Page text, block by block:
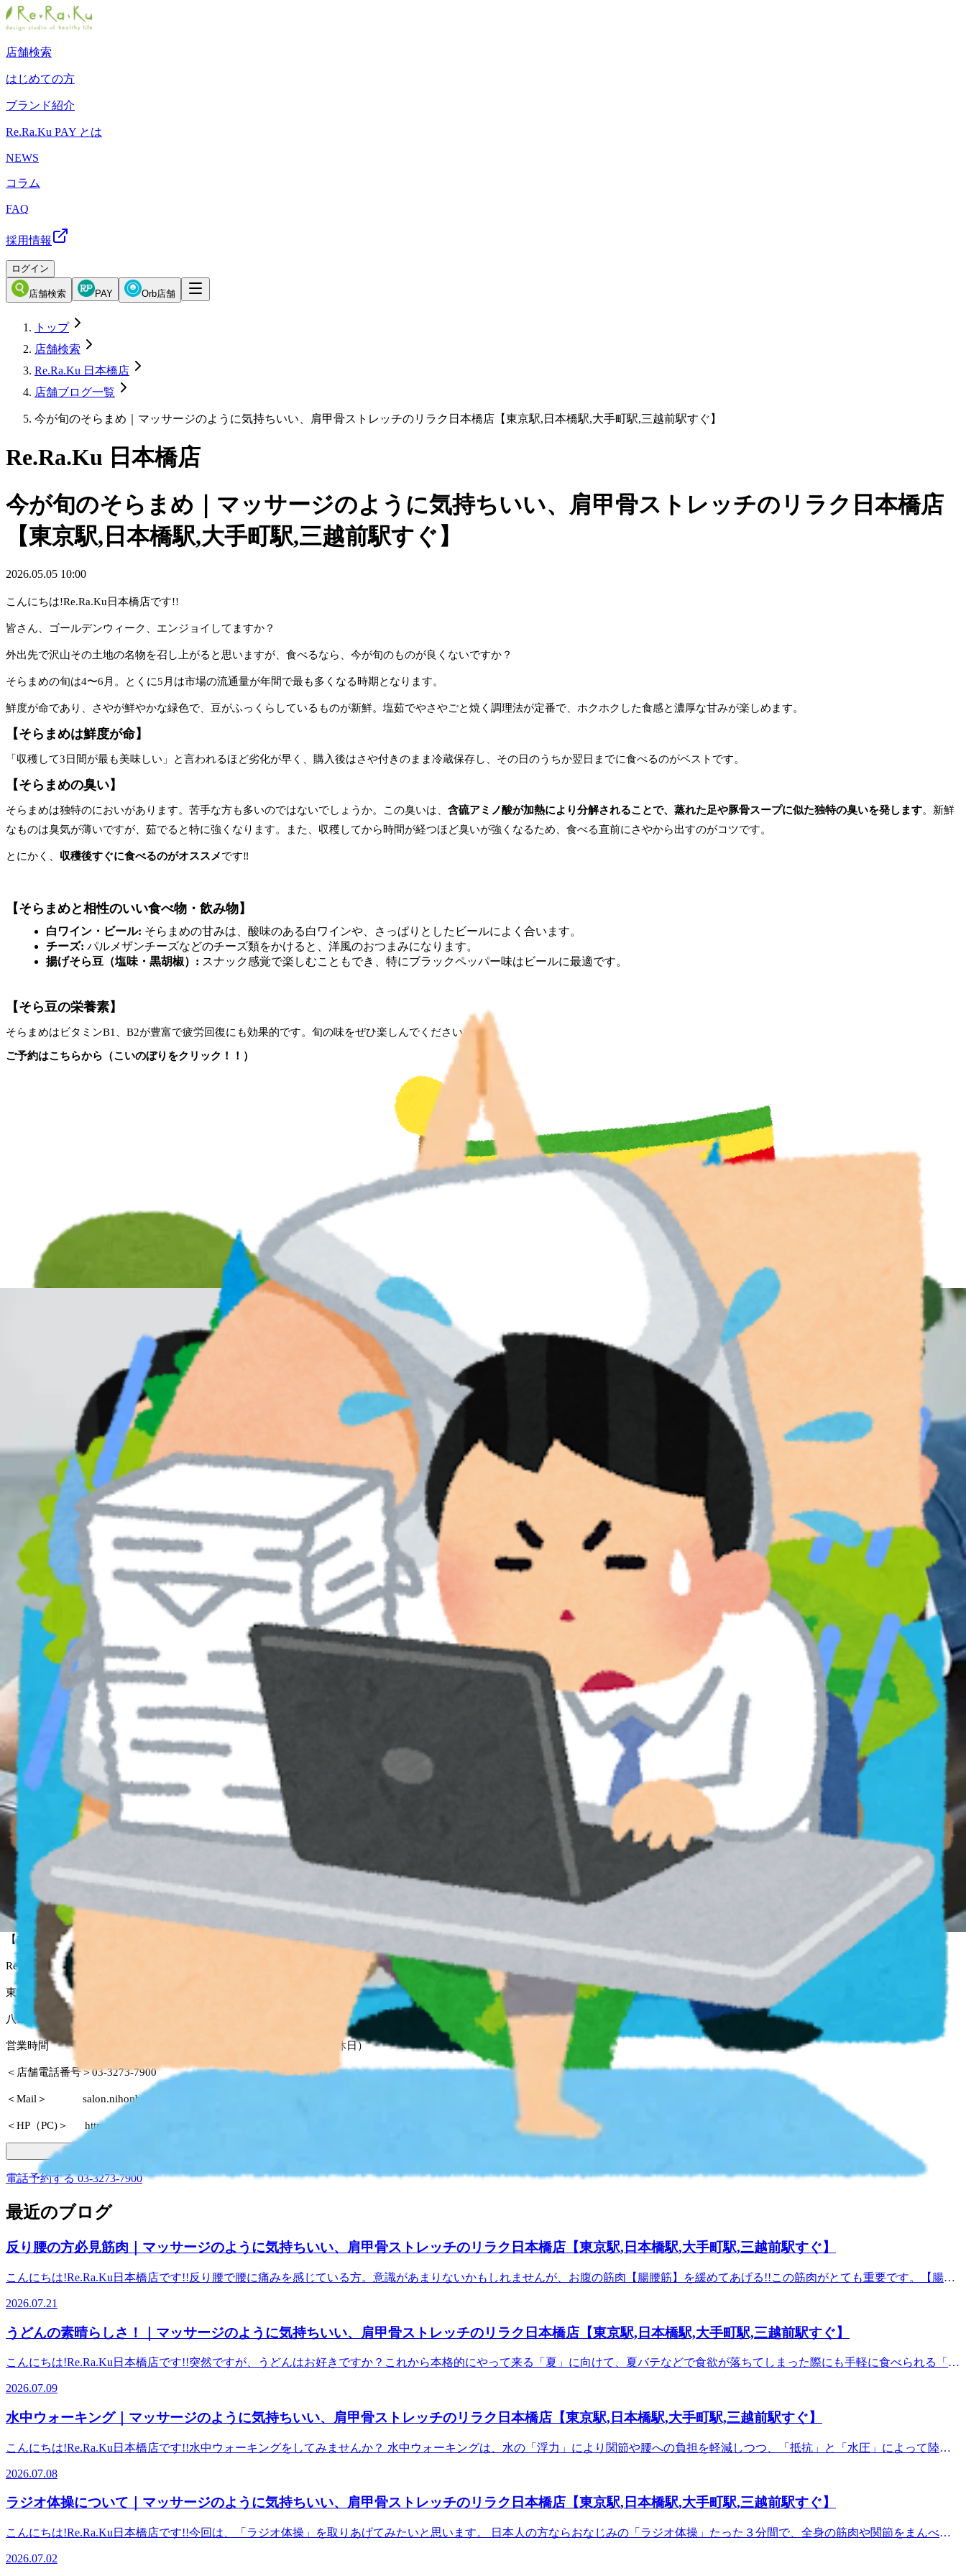
店舗検索
はじめての方
ブランド紹介
Re.Ra.Ku PAY とは
NEWS
コラム
FAQ
採用情報
ログイン
店舗検索 PAY Orb店舗
トップ
店舗検索
Re.Ra.Ku 日本橋店
店舗ブログ一覧
今が旬のそらまめ｜マッサージのように気持ちいい、肩甲骨ストレッチのリラク日本橋店【東京駅,日本橋駅,大手町駅,三越前駅すぐ】
Re.Ra.Ku 日本橋店
今が旬のそらまめ｜マッサージのように気持ちいい、肩甲骨ストレッチのリラク日本橋店
【東京駅,日本橋駅,大手町駅,三越前駅すぐ】
2026.05.05 10:00
こんにちは!Re.Ra.Ku日本橋店です!!
皆さん、ゴールデンウィーク、エンジョイしてますか？
外出先で沢山その土地の名物を召し上がると思いますが、食べるなら、今が旬のものが良くないですか？
そらまめの旬は4〜6月。とくに5月は市場の流通量が年間で最も多くなる時期となります。
鮮度が命であり、さやが鮮やかな緑色で、豆がふっくらしているものが新鮮。塩茹でやさやごと焼く調理法が定番で、ホクホクした食感と濃厚な甘みが楽しめます。
【そらまめは鮮度が命】
「収穫して3日間が最も美味しい」と言われるほど劣化が早く、購入後はさや付きのまま冷蔵保存し、その日のうちか翌日までに食べるのがベストです。
【そらまめの臭い】
そらまめは独特のにおいがあります。苦手な方も多いのではないでしょうか。この臭いは、 含硫アミノ酸が加熱により分解されることで、蒸れた足や豚骨スープに似た独特の臭いを発します。新鮮
なものは臭気が薄いですが、茹でると特に強くなります。また、収穫してから時間が経つほど臭いが強くなるため、食べる直前にさやから出すのがコツです。
とにかく、 収穫後すぐに食べるのがオススメです‼
【そらまめと相性のいい食べ物・飲み物】
白ワイン・ビール: そらまめの甘みは、酸味のある白ワインや、さっぱりとしたビールによく合います。
チーズ: パルメザンチーズなどのチーズ類をかけると、洋風のおつまみになります。
揚げそら豆（塩味・黒胡椒）: スナック感覚で楽しむこともでき、特にブラックペッパー味はビールに最適です。
【そら豆の栄養素】
そらまめはビタミンB1、B2が豊富で疲労回復にも効果的です。旬の味をぜひ楽しんでください！
ご予約はこちらから（こいのぼりをクリック！！）
■周辺駅、観光名所からのアクセス■
【東京メトロ各線日本橋駅 A７ 出口直結】
【コレド日本橋徒歩3分】
【日本橋高島屋徒歩3分】
【各JR線東京駅日本橋口徒歩5分/東京駅八重洲北口徒歩5分/東京駅八重洲口徒歩7分】
【東海道・山陽新幹線東京駅日本橋口より徒歩5分】
【東京メトロ東西線大手町駅東改札徒歩7分/大手町駅B10出口へお進み下さい】
【東京メトロ丸の内線大手町駅東改札徒歩7分/大手町駅B10出口へお進み下さい】
【東京メトロ半蔵門線大手町駅東改札徒歩7分/大手町駅B10出口へお進み下さい】
【東京メトロ千代田線大手町駅東改札徒歩7分/大手町駅B10出口へお進み下さい】
【東京メトロ銀座線三越前駅A4出口徒歩4分】
【東京メトロ半蔵門線三越前駅A4出口徒歩4分】
【日本橋三越本店徒歩5分】【コレド室町徒歩5分】
【東京メトロ銀座線京橋駅より１駅 日本橋駅 A７ 出口直結】
【都営浅草線宝町駅より１駅 日本橋駅 A７ 出口直結】――――――――――――――――――――――――――――――■□■
【マッサージよりも気持ちがいい！ 肩甲骨ストレッチ】
Re.Ra.Ku 日本橋店
東京都中央区八重洲1-3-7
八重洲ファーストフィナンシャルビルB1F(モグモグキッチン内)
営業時間 平日12:00～21:00／土日祝10:00～19:00（毎週水曜 定休日）
＜店舗電話番号＞03-3273-7900
＜Mail＞ salon.nihonbashi@reraku.jp
＜HP（PC)＞ http://reraku.jp/studio/nihonbashi/■□■―――――――――――――
電話予約する03-3273-7900
最近のブログ
反り腰の方必見筋肉｜マッサージのように気持ちいい、肩甲骨ストレッチのリラク日本橋店【東京駅,日本橋駅,大手町駅,三越前駅すぐ】
こんにちは!Re.Ra.Ku日本橋店です!!反り腰で腰に痛みを感じている方。意識があまりないかもしれませんが、お腹の筋肉【腸腰筋】を緩めてあげる!!この筋肉がとても重要です。【腸腰
歩行時の脚の引き上げや、良い姿勢（背骨のS字カーブ）を保つための重要な役割を担っています。 反り腰は、デスクワークや前かがみになることが多い日常で、お腹の筋肉が縮んで硬
くなり、腸腰筋（股関節の付け根のインナーマッスル）が骨盤を前方に引っ張り、前傾させることで引き起こされます。この状態を放置すると、慢性的な腰痛や下腹部のぽっこりの原因
になります。 お腹を伸ばすストレッチをしたり、トレーニングで筋力を鍛えることにより腸腰筋を伸び縮みさせ緩めることが出来ます。反り腰だけでなく腰痛にお困りの方は、ぜひこ
■【東京メトロ各線日本橋駅 A７ 出口直結】【コレド日本橋徒歩3分】【日本橋高島屋徒歩3分】【各JR線東京駅日本橋口徒歩5分/東京駅八重洲北口徒歩5分/東京駅八重洲口徒歩7分】【東
海道・山陽新幹線東京駅日本橋口より徒歩5分】【東京メトロ東西線大手町駅東改札徒歩7分/大手町駅B10出口へお進み下さい】【東京メトロ丸の内線大手町駅東改札徒歩7分/大手町駅
い】【東京メトロ銀座線三越前駅A4出口徒歩4分】【東京メトロ半蔵門線三越前駅A4出口徒歩4分】【日本橋三越本店徒歩5分】【コレド室町徒歩5分】【東京メトロ銀座線京橋駅より１
駅 日本橋駅 A７ 出口直結】【都営浅草線宝町駅より１駅 日本橋駅 A７ 出口直結】――――――――――――――――――――――――――――――■□■【マッサージよりも気持ち
がいい！ 肩甲骨ストレッチ】Re.Ra.Ku 日本橋店東京都中央区八重洲1-3-7八重洲ファーストフィナンシャルビルB1F(モグモグキッチン内)営業時間 平日12:00～21:00／土日祝10:00～
2026.07.21
うどんの素晴らしさ！｜マッサージのように気持ちいい、肩甲骨ストレッチのリラク日本橋店【東京駅,日本橋駅,大手町駅,三越前駅すぐ】
こんにちは!Re.Ra.Ku日本橋店です!!突然ですが、うどんはお好きですか？これから本格的にやって来る「夏」に向けて、夏バテなどで食欲が落ちてしまった際にも手軽に食べられる「う
収がとても早いです。風邪を引いたり食欲がない時や、胃腸が不調な時でも無理なく栄養補給が出来ます。体調を崩し治りかけの時に、まずはうどんから食べてみて徐々に通常の食生活
に戻してみる…という経験をされた方もいらっしゃるのではないでしょうか。また、１００ｇあたりのカロリーや糖質量が白米や蕎麦よりも低いため、適量であれば太りにくいとされて
います。 ☆オススメトッピング☆・オクラ→輪切りにしてのせると、見た目にも可愛いうどんの出来上がりです。食物繊維が豊富で腸内環境を整えることが出来ると言われています。
し、ボリューム感が出ます。 注意点・塩分の取りすぎうどんのつゆには多くの塩分が含まれています。つゆを飲み干す習慣がある方は1日の塩分摂取量をオーバーしやすいため、注意し
ましょう。・血糖値の急上つるつると嚙まずに飲み込んでしまうと、血糖値が急激に上昇すると言われています。単品での摂取を避け、肉うどんや卵とじうどんなど、脂質やタンパク質
を一緒に摂ることで、糖質の吸収が緩やかになると言われています。 みなさんも食生活に手軽に「うどん」を選択してみてはいかがでしょうか？ ご予約はこちらから（あじさいをク
リック！！） ■周辺駅、観光名所からのアクセス■【東京メトロ各線日本橋駅 A７ 出口直結】【コレド日本橋徒歩3分】【日本橋高島屋徒歩3分】【各JR線東京駅日本橋口徒歩5分/東京駅
八重洲北口徒歩5分/東京駅八重洲口徒歩7分】【東海道・山陽新幹線東京駅日本橋口より徒歩5分】【東京メトロ東西線大手町駅東改札徒歩7分/大手町駅B10出口へお進み下さい】【東京
メトロ丸の内線大手町駅東改札徒歩7分/大手町駅B10出口へお進み下さい】【東京メトロ半蔵門線大手町駅東改札徒歩7分/大手町駅B10出口へお進み下さい】【東京メトロ千代田線大手町
室町徒歩5分】【東京メトロ銀座線京橋駅より１駅 日本橋駅 A７ 出口直結】【都営浅草線宝町駅より１駅 日本橋駅 A７ 出口直結】
2026.07.09
水中ウォーキング｜マッサージのように気持ちいい、肩甲骨ストレッチのリラク日本橋店【東京駅,日本橋駅,大手町駅,三越前駅すぐ】
こんにちは!Re.Ra.Ku日本橋店です!!水中ウォーキングをしてみませんか？ 水中ウォーキングは、水の「浮力」により関節や腰への負担を軽減しつつ、「抵抗」と「水圧」によって陸上
継続のコツです）。健康維持なら週1回〜、ダイエットや筋力アップを目指す場合は週2〜3回が理想的とされています。 ご予約はこちらから（あじさいをクリック！！） ■周辺駅、観光
名所からのアクセス■【東京メトロ各線日本橋駅 A７ 出口直結】【コレド日本橋徒歩3分】【日本橋高島屋徒歩3分】【各JR線東京駅日本橋口徒歩5分/東京駅八重洲北口徒歩5分/東京駅八
重洲口徒歩7分】【東海道・山陽新幹線東京駅日本橋口より徒歩5分】【東京メトロ東西線大手町駅東改札徒歩7分/大手町駅B10出口へお進み下さい】【東京メトロ丸の内線大手町駅東改
B10出口へお進み下さい】【東京メトロ銀座線三越前駅A4出口徒歩4分】【東京メトロ半蔵門線三越前駅A4出口徒歩4分】【日本橋三越本店徒歩5分】【コレド室町徒歩5分】【東京メト
ロ銀座線京橋駅より１駅 日本橋駅 A７ 出口直結】【都営浅草線宝町駅より１駅 日本橋駅 A７ 出口直結】――――――――――――――――――――――――――――――■□■【マ
2026.07.08
ラジオ体操について｜マッサージのように気持ちいい、肩甲骨ストレッチのリラク日本橋店【東京駅,日本橋駅,大手町駅,三越前駅すぐ】
こんにちは!Re.Ra.Ku日本橋店です!!今回は、「ラジオ体操」を取りあげてみたいと思います。 日本人の方ならおなじみの「ラジオ体操」たった３分間で、全身の筋肉や関節をまんべん
動する暇がない！まとまった時間が取れない！という方も沢山おられると思いますが、３分で手軽に運動できるというメリットがあるので、続けやすいのではないでしょうか。 ここ
2026.07.02